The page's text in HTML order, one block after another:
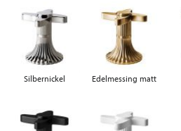
Silbernickel Edelmessing matt